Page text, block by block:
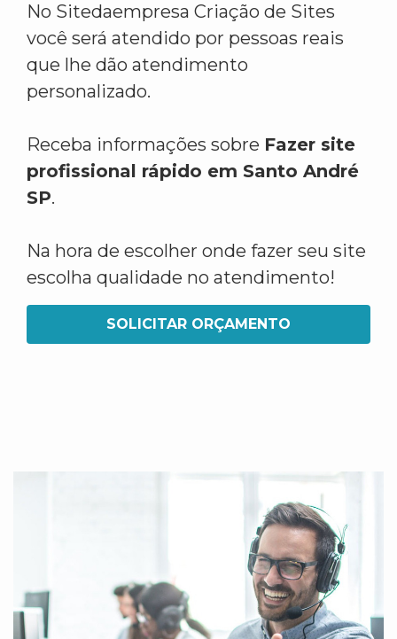
No Sitedaempresa Criação de Sites
você será atendido por pessoas reais
que lhe dão atendimento
personalizado.
Receba informações sobre Fazer site
profissional rápido em Santo André
SP.
Na hora de escolher onde fazer seu site
escolha qualidade no atendimento!
SOLICITAR ORÇAMENTO